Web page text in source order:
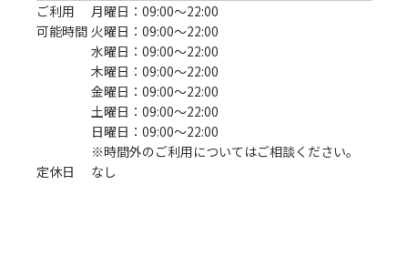
ご利用
可能時間
月曜日：09:00〜22:00
火曜日：09:00〜22:00
水曜日：09:00〜22:00
木曜日：09:00〜22:00
金曜日：09:00〜22:00
土曜日：09:00〜22:00
日曜日：09:00〜22:00
※時間外のご利用についてはご相談ください。
定休日
なし